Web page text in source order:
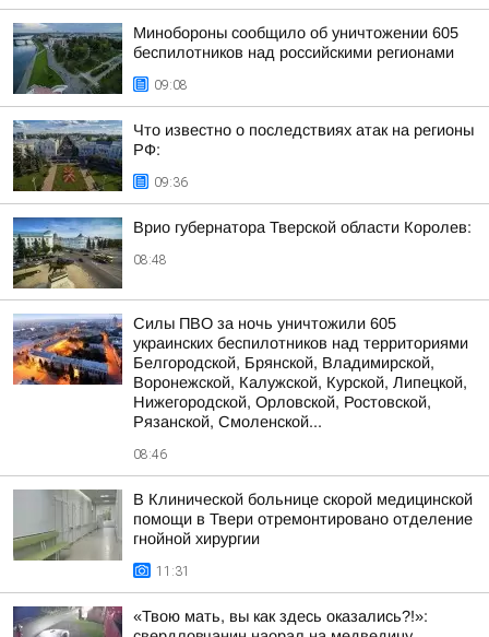
Минобороны сообщило об уничтожении 605
беспилотников над российскими регионами
09:08
Что известно о последствиях атак на регионы
РФ:
09:36
Врио губернатора Тверской области Королев:
08:48
Силы ПВО за ночь уничтожили 605
украинских беспилотников над территориями
Белгородской, Брянской, Владимирской,
Воронежской, Калужской, Курской, Липецкой,
Нижегородской, Орловской, Ростовской,
Рязанской, Смоленской...
08:46
В Клинической больнице скорой медицинской
помощи в Твери отремонтировано отделение
гнойной хирургии
11:31
«Твою мать, вы как здесь оказались?!»: